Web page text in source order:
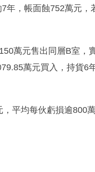
年，帳面蝕752萬元，
萬元售出同層B室，
萬元買入，持貨6
平均每伙虧損逾800